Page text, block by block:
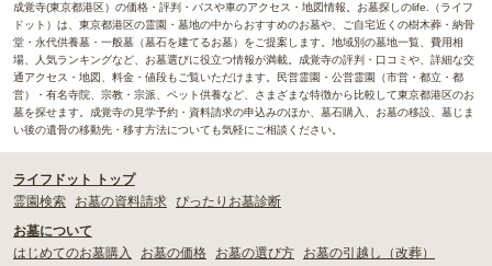
成覚寺(東京都港区）の価格・評判・バスや車のアクセス・地図情報。お墓探しのlife.（ライフ
ドット）は、東京都港区の霊園・墓地の中からおすすめのお墓や、ご自宅近くの樹木葬・納骨
堂・永代供養墓・一般墓（墓石を建てるお墓）をご提案します。地域別の墓地一覧、費用相
場、人気ランキングなど、お墓選びに役立つ情報が満載。成覚寺の評判・口コミや、詳細な交
通アクセス・地図、料金・値段もご覧いただけます。民営霊園・公営霊園（市営・都立・都
営）・有名寺院、宗教・宗派、ペット供養など、さまざまな特徴から比較して東京都港区のお
墓を探せます。成覚寺の見学予約・資料請求の申込みのほか、墓石購入、お墓の移設、墓じま
い後の遺骨の移動先・移す方法についても気軽にご相談ください。
ライフドット トップ
霊園検索
お墓の資料請求 ぴったりお墓診断
お墓について
はじめてのお墓購入
お墓の価格 お墓の選び方
お墓の引越し（改葬）